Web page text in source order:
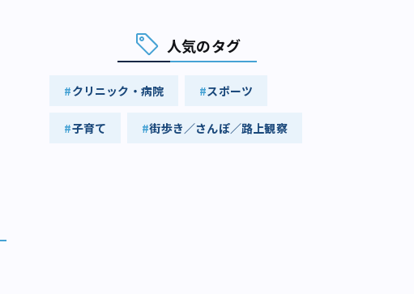
人気のタグ
クリニック・病院 スポーツ
子育て 街歩き／さんぽ／路上観察